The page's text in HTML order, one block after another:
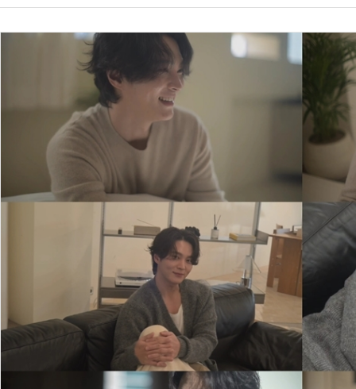
AI Native Enterprise를 지원하는 AI Ready Data